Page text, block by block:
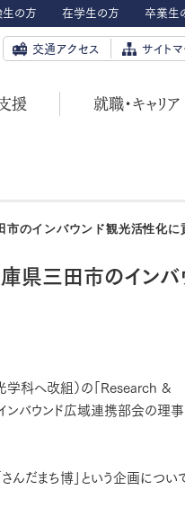
生の方 在学生の方 卒業生
援 就職・キャリア
交通アクセス サイトマ
のインバウンド観光活性化に
県三田市のインバ
科へ改組）の「Research &
ンバウンド広域連携部会の理
だまち博」という企画につい